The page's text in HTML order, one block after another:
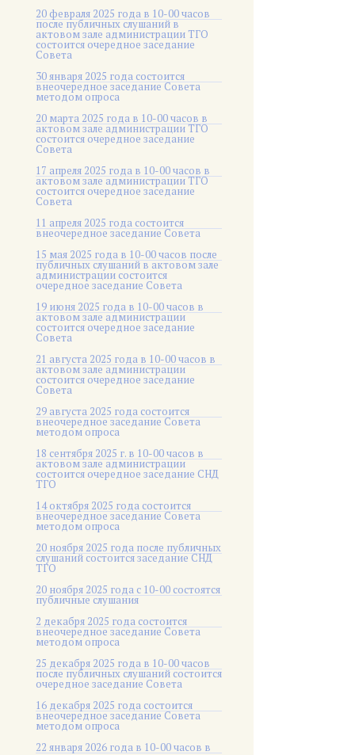
20 февраля 2025 года в 10-00 часов
после публичных слушаний в
актовом зале администрации ТГО
состоится очередное заседание
Совета
30 января 2025 года состоится
внеочередное заседание Совета
методом опроса
20 марта 2025 года в 10-00 часов в
актовом зале администрации ТГО
состоится очередное заседание
Совета
17 апреля 2025 года в 10-00 часов в
актовом зале администрации ТГО
состоится очередное заседание
Совета
11 апреля 2025 года состоится
внеочередное заседание Совета
15 мая 2025 года в 10-00 часов после
публичных слушаний в актовом зале
администрации состоится
очередное заседание Совета
19 июня 2025 года в 10-00 часов в
актовом зале администрации
состоится очередное заседание
Совета
21 августа 2025 года в 10-00 часов в
актовом зале администрации
состоится очередное заседание
Совета
29 августа 2025 года состоится
внеочередное заседание Совета
методом опроса
18 сентября 2025 г. в 10-00 часов в
актовом зале администрации
состоится очередное заседание СНД
ТГО
14 октября 2025 года состоится
внеочередное заседание Совета
методом опроса
20 ноября 2025 года после публичных
слушаний состоится заседание СНД
ТГО
20 ноября 2025 года c 10-00 состоятся
публичные слушания
2 декабря 2025 года состоится
внеочередное заседание Совета
методом опроса
25 декабря 2025 года в 10-00 часов
после публичных слушаний состоится
очередное заседание Совета
16 декабря 2025 года состоится
внеочередное заседание Совета
методом опроса
22 января 2026 года в 10-00 часов в